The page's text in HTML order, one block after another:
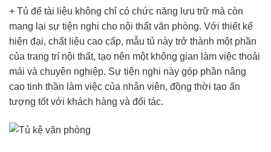
+ Tủ để tài liệu không chỉ có chức năng lưu trữ mà còn
mang lại sự tiện nghi cho nội thất văn phòng. Với thiết kế
hiện đại, chất liệu cao cấp, mẫu tủ này trở thành một phần
của trang trí nội thất, tạo nên một không gian làm việc thoải
mái và chuyên nghiệp. Sự tiện nghi này góp phần nâng
cao tinh thần làm việc của nhân viên, đồng thời tạo ấn
tượng tốt với khách hàng và đối tác.